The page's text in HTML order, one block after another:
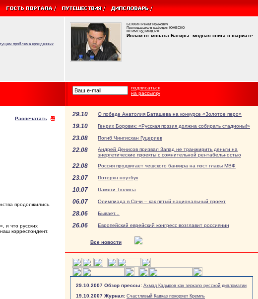
проблема врожденных
БЕККИН Ренат Ирикович
Преподаватель кафедры ЮНЕСКО
МГИМО (у) МИД РФ
Ислам от монаха Багиры: модная книга о шариате
подписаться
на рассылку
Распечатать
продолжились.
и что русских
корреспондент.
29.10 О победе Анатолия Баташева на конкурсе «Золотое перо»
19.10 Генрих Боровик: «Русская поэзия должна собирать стадионы!»
23.08 Погиб Чингисхан Гуцериев
22.08
Андрей Денисов призвал Запад не транжирить деньги на
энергетические проекты с сомнительной рентабельностью
22.08 Россия продвигает чешского банкира на пост главы МВФ
23.07 Потерян ноутбук
10.07 Памяти Тюлина
06.07 Олимпиада в Сочи – как пятый национальный проект
28.06 Бывает...
26.06 Европейский еврейский конгресс возглавит россиянин
Все новости
29.10.2007 Обзор прессы: Ахмад Кадыров как зеркало русской дипломатии
19.10.2007 Журнал: Счастливый Кавказ покоряет Кремль